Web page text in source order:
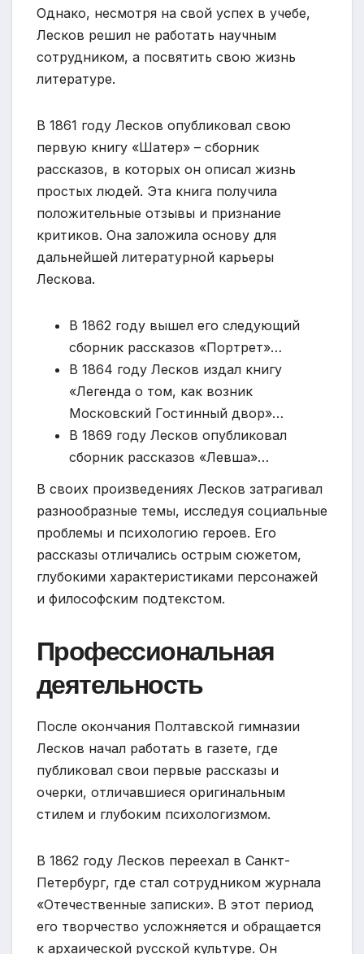
Однако, несмотря на свой успех в учебе,
Лесков решил не работать научным
сотрудником, а посвятить свою жизнь
литературе.
В 1861 году Лесков опубликовал свою
первую книгу «Шатер» – сборник
рассказов, в которых он описал жизнь
простых людей. Эта книга получила
положительные отзывы и признание
критиков. Она заложила основу для
дальнейшей литературной карьеры
Лескова.
В 1862 году вышел его следующий
сборник рассказов «Портрет»…
В 1864 году Лесков издал книгу
«Легенда о том, как возник
Московский Гостинный двор»…
В 1869 году Лесков опубликовал
сборник рассказов «Левша»…
В своих произведениях Лесков затрагивал
разнообразные темы, исследуя социальные
проблемы и психологию героев. Его
рассказы отличались острым сюжетом,
глубокими характеристиками персонажей
и философским подтекстом.
Профессиональная
деятельность
После окончания Полтавской гимназии
Лесков начал работать в газете, где
публиковал свои первые рассказы и
очерки, отличавшиеся оригинальным
стилем и глубоким психологизмом.
В 1862 году Лесков переехал в Санкт-
Петербург, где стал сотрудником журнала
«Отечественные записки». В этот период
его творчество усложняется и обращается
к архаической русской культуре. Он